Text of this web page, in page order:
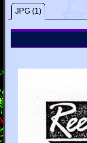
JPG (1)